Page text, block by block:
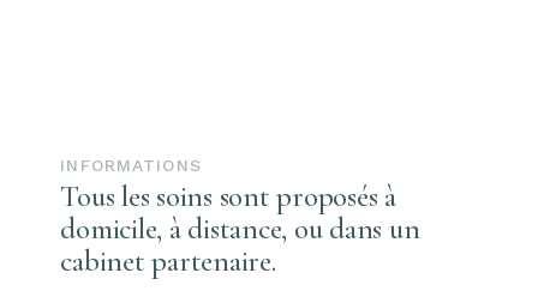
INFORMATIONS
Tous les soins sont proposés à
domicile, à distance, ou dans un
cabinet partenaire.